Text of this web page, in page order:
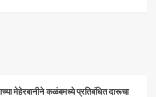
मेहेरबानीने कळंबमध्ये प्रतिबंधित दारूचा